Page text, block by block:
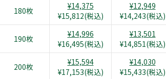
180枚
¥14,375
¥15,812(税込)
¥12,949
¥14,243(税込)
190枚
¥14,996
¥16,495(税込)
¥13,501
¥14,851(税込)
200枚
¥15,594
¥17,153(税込)
¥14,030
¥15,433(税込)